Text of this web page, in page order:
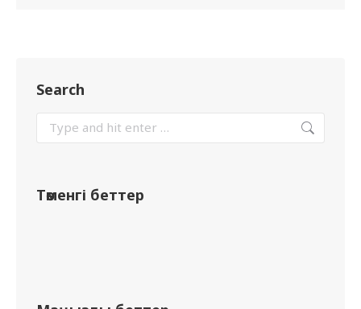
Search
Төменгі беттер